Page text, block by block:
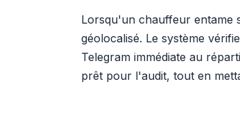
Lorsqu'un chauffeur entame
géolocalisé. Le système
Telegram immédiate au
prêt pour l'audit, tout en